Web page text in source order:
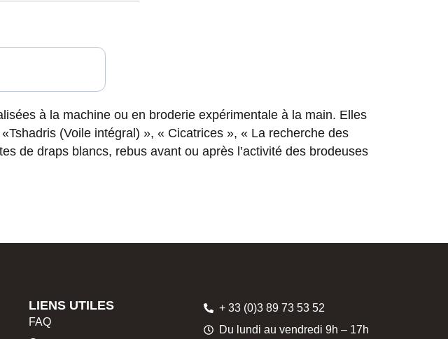
à la machine ou en broderie expérimentale à la main. Elles
(Voile intégral) », « Cicatrices », « La recherche des
de draps blancs, rebus avant ou après l’activité des brodeuses
LIENS UTILES
FAQ
+ 33 (0)3 89 73 53 52
Du lundi au vendredi 9h – 17h